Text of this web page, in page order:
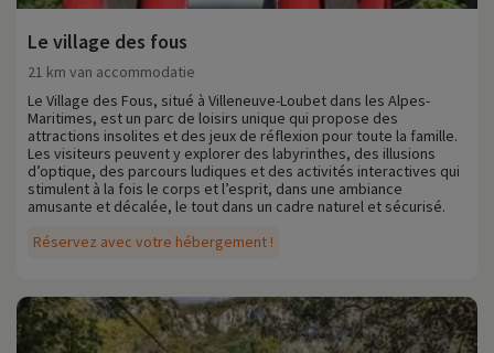
Le village des fous
Réservez avec votre hébergement !
21 km van accommodatie
Le Village des Fous, situé à Villeneuve-Loubet dans les Alpes-
Maritimes, est un parc de loisirs unique qui propose des
attractions insolites et des jeux de réflexion pour toute la famille.
Les visiteurs peuvent y explorer des labyrinthes, des illusions
d’optique, des parcours ludiques et des activités interactives qui
stimulent à la fois le corps et l’esprit, dans une ambiance
amusante et décalée, le tout dans un cadre naturel et sécurisé.